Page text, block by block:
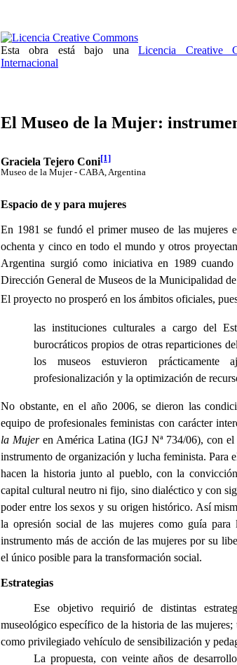
Esta obra está bajo unaLicencia Creative
Internacional
El Museo de la Mujer:
Graciela Tejero Coni[1]
Museo de la Mujer - CABA, Argentina
Espacio de y para mujeres
En 1981 se fundó el primer museo de las
ochenta y cinco en todo el mundo y otros
Argentina surgió como iniciativa en 1989
Dirección General de Museos de la Municipalidad
El proyecto no prosperó en los ámbitos oficiales,
las instituciones culturales a cargo del
burocráticos propios de otras reparticiones
los museos estuvieron
profesionalización y la optimización de
No obstante, en el año 2006, se dieron las
equipo de profesionales feministas con carácter
la Mujeren América Latina (IGJ Nª 734/06), con el
instrumento de organización y lucha feminista. Para
hacen la historia junto al pueblo, con la
capital cultural neutro ni fijo, sino dialéctico y con
poder entre los sexos y su origen histórico. Así
la opresión social de las mujeres como guía
instrumento más de acción de las mujeres por su
el único posible para la transformación social.
Estrategias
Ese objetivo requirió de distintas
museológico específico de la historia de las
como privilegiado vehículo de sensibilización y
La propuesta, con veinte años de